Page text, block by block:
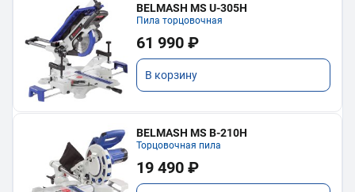
BELMASH MS U-305H
Пила торцовочная
61 990 ₽
В корзину
BELMASH MS B-210H
Торцовочная пила
19 490 ₽